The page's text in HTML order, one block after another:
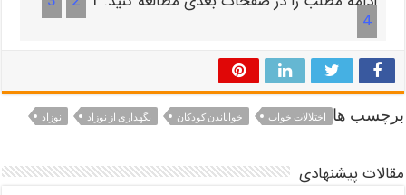
4
برچسب ها اختلالات خواب خواباندن کودکان نگهداری از نوزاد نوزاد
مقالات پیشنهادی